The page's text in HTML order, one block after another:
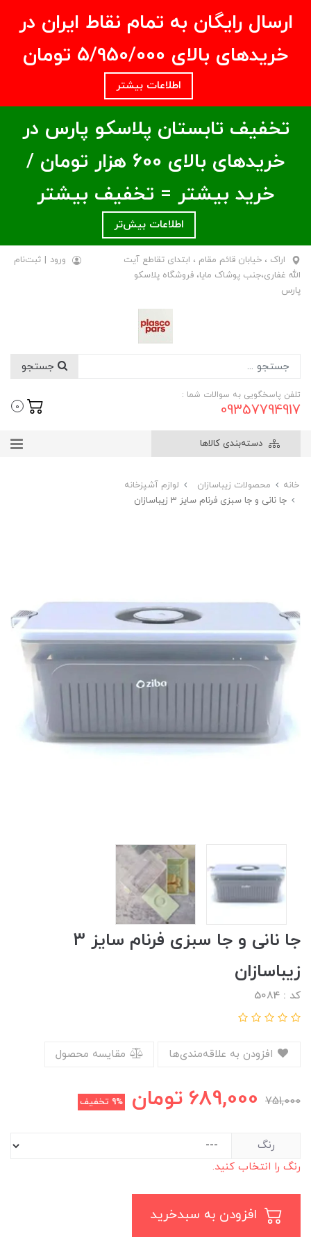
ارسال رایگان به تمام نقاط ایران در
خریدهای بالای ۵/950/000 تومان
اطلاعات بیشتر
تخفیف تابستان پلاسکو پارس در
خریدهای بالای ۶00 هزار تومان /
خرید بیشتر = تخفیف بیشتر
اطلاعات بیش‌تر
اراک ، خیابان قائم مقام ، ابتدای تقاطع آیت
الله غفاری،جنب پوشاک مایا، فروشگاه پلاسکو
پارس
ورود | ثبت‌نام
تلفن پاسخگویی به سوالات شما :
09357794917
0
دسته‌بندی کالاها
خانه محصولات زیباسازان
لوازم آشپزخانه
جا نانی و جا سبزی فرنام سایز 3 زیباسازان
جا نانی و جا سبزی فرنام سایز 3
زیباسازان
کد : 5084
مقایسه محصول
751,000
689,000 تومان 9% تخفیف
رنگ
رنگ را انتخاب کنید.